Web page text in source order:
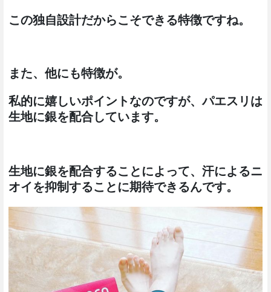
この独自設計だからこそできる特徴ですね。
また、他にも特徴が。
私的に嬉しいポイントなのですが、パエスリは
生地に銀を配合しています。
生地に銀を配合することによって、汗によるニ
オイを抑制することに期待できるんです。